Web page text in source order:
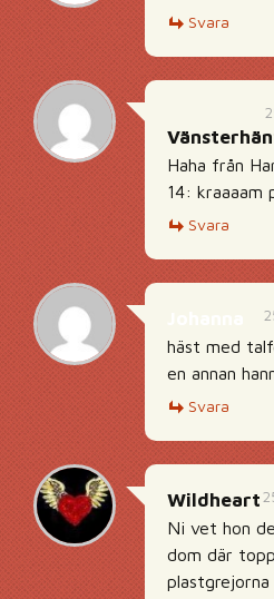
Svara
Haha från
14: kraaaam
Svara
häst med
en annan
Svara
Wildheart
Ni vet hon
dom där